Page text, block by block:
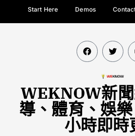
Start Here Demos
WEKNOW新
導、體育、娛
小時即時